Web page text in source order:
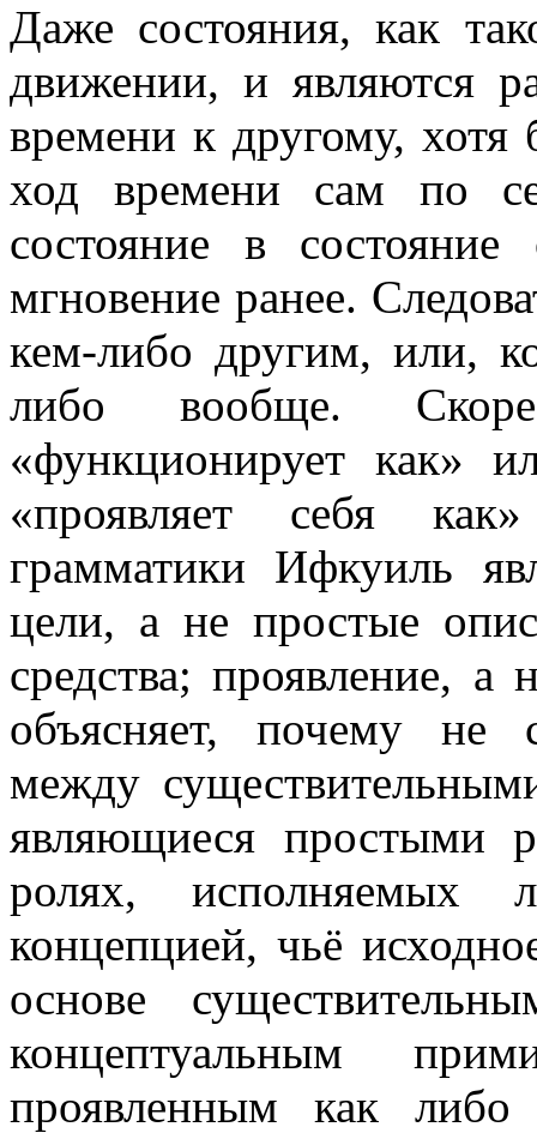
Даже состояния, как
движении, и являются
времени к другому, хотя
ход времени сам по
состояние в
мгновение ранее.
кем-либо другим, или,
либо вообще.
«функционирует как»
«проявляет себя
грамматики Ифкуиль
цели, а не простые
средства; проявление, а
объясняет, почему не
между
являющиеся простыми
ролях, исполняемых
концепцией, чьё
основе
концептуальным
проявленным как либо